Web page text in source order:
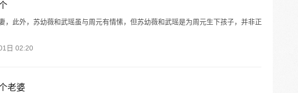
，此外，苏幼薇和武瑶虽与周元有情愫，但苏幼薇和武瑶是为周元生下孩子，并非正
日 02:20
老婆